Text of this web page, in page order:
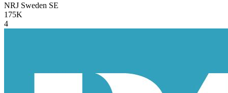
NRJ Sweden SE
175K
4